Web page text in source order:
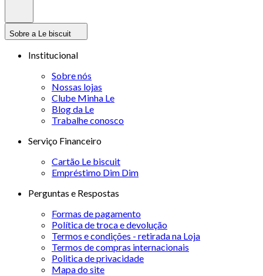
Sobre a Le biscuit
Institucional
Sobre nós
Nossas lojas
Clube Minha Le
Blog da Le
Trabalhe conosco
Serviço Financeiro
Cartão Le biscuit
Empréstimo Dim Dim
Perguntas e Respostas
Formas de pagamento
Política de troca e devolução
Termos e condições - retirada na Loja
Termos de compras internacionais
Politica de privacidade
Mapa do site